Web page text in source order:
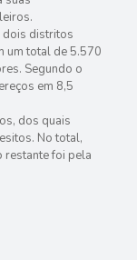
dois distritos
um total de 5.570
Segundo o
em 8,5
dos quais
No total,
restante foi pela